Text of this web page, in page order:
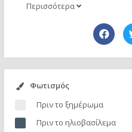
Περισσότερα
Φωτισμός
Πριν το ξημέρωμα
Πριν το ηλιοβασίλεμα